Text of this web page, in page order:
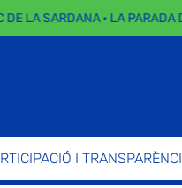
LA SARDANA · LA PARADA
I